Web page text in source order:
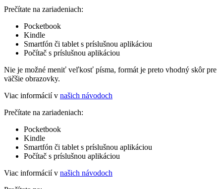
Prečítate na zariadeniach:
Pocketbook
Kindle
Smartfón či tablet s príslušnou aplikáciou
Počítač s príslušnou aplikáciou
Nie je možné meniť veľkosť písma, formát je preto vhodný skôr pre
väčšie obrazovky.
Viac informácií v našich návodoch
Prečítate na zariadeniach:
Pocketbook
Kindle
Smartfón či tablet s príslušnou aplikáciou
Počítač s príslušnou aplikáciou
Viac informácií v našich návodoch